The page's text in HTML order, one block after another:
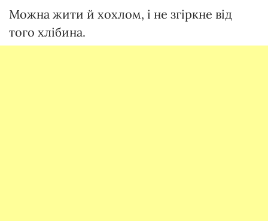
Можна жити й хохлом, і не згіркне від
того хлібина.